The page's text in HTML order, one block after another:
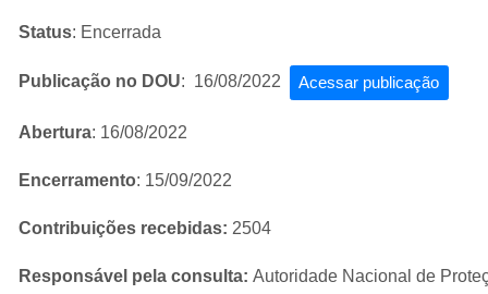
Status: Encerrada
Publicação no DOU: 16/08/2022 Acessar publicação
Abertura: 16/08/2022
Encerramento: 15/09/2022
Contribuições recebidas: 2504
Responsável pela consulta: Autoridade Nacional de